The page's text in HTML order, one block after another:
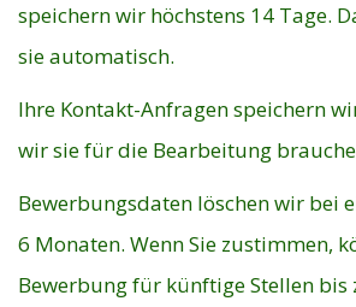
speichern wir höchstens 14 Tage.
sie automatisch.
Ihre Kontakt-Anfragen speichern
wir sie für die Bearbeitung
Bewerbungsdaten löschen wir bei
6 Monaten. Wenn Sie zustimmen,
Bewerbung für künftige Stellen bis